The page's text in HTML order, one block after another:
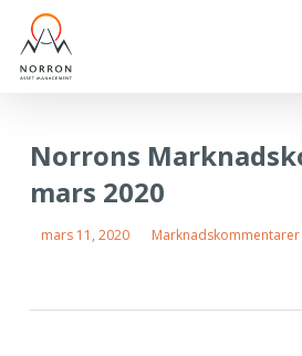
main
Norrons
mars 2020
mars 11, 2020 Marknadskommentarer